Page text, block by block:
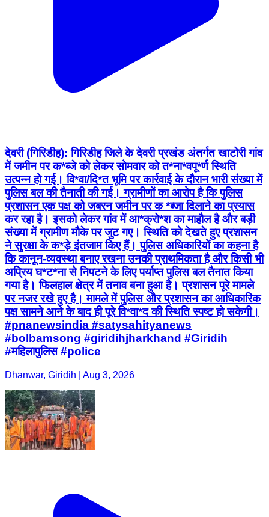
देवरी (गिरिडीह): गिरिडीह जिले के देवरी प्रखंड अंतर्गत खाटोरी गांव
में जमीन पर क*ब्जे को लेकर सोमवार को त*ना*वपू*र्ण स्थिति
उत्पन्न हो गई। वि*वा/दि*त भूमि पर कार्रवाई के दौरान भारी संख्या में
पुलिस बल की तैनाती की गई। ग्रामीणों का आरोप है कि पुलिस
प्रशासन एक पक्ष को जबरन जमीन पर क *ब्जा दिलाने का प्रयास
कर रहा है। इसको लेकर गांव में आ*क्रो*श का माहौल है और बड़ी
संख्या में ग्रामीण मौके पर जुट गए। स्थिति को देखते हुए प्रशासन
ने सुरक्षा के क*ड़े इंतजाम किए हैं। पुलिस अधिकारियों का कहना है
कि कानून-व्यवस्था बनाए रखना उनकी प्राथमिकता है और किसी भी
अप्रिय घ*ट*ना से निपटने के लिए पर्याप्त पुलिस बल तैनात किया
गया है। फिलहाल क्षेत्र में तनाव बना हुआ है। प्रशासन पूरे मामले
पर नजर रखे हुए है। मामले में पुलिस और प्रशासन का आधिकारिक
पक्ष सामने आने के बाद ही पूरे वि*वा*द की स्थिति स्पष्ट हो सकेगी।
#pnanewsindia #satysahityanews
#bolbamsong #giridihjharkhand #Giridih
#महिलापुलिस #police
Dhanwar, Giridih | Aug 3, 2026